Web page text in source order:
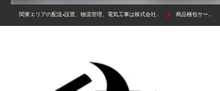
関東エリアの配送•設置、物流管理、電気工事は株式会社誠ノ真 商品梱包サービス